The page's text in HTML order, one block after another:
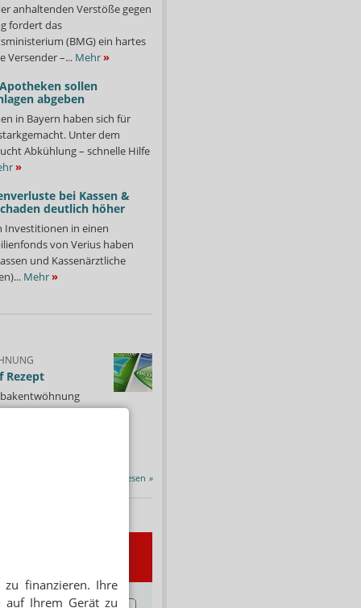
finanzieren. Ihre
auf Ihrem Gerät zu
anhaltenden Verstöße gegen
fordert das
(BMG) ein hartes
Versender –... Mehr»
sollen
abgeben
in Bayern haben sich für
Unter dem
Abkühlung – schnelle Hilfe
»
bei Kassen &
deutlich höher
Investitionen in einen
von Verius haben
und Kassenärztliche
Mehr»
Rezept
erstattet.
Alle Porträts lesen »